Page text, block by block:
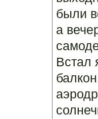
были
а
Встал